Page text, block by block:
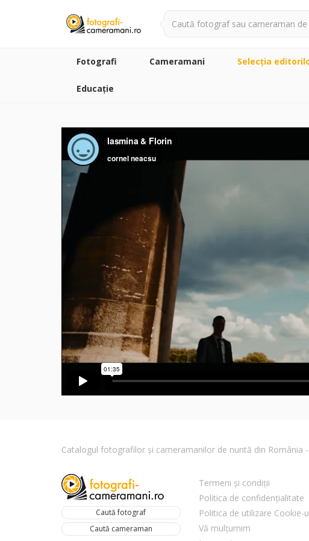
Fotografi Cameramani Selecţia
Educație
Catalogul fotografilor și cameramanilor de nuntă din România
Caută fotograf
Caută cameraman
Termeni și condiții
Politica de confidențialitate
Politica de utilizare Cookie-
Vă mulțumim